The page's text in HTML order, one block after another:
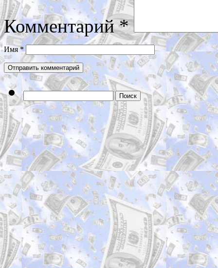
Комментарий*
Имя*
Найти: